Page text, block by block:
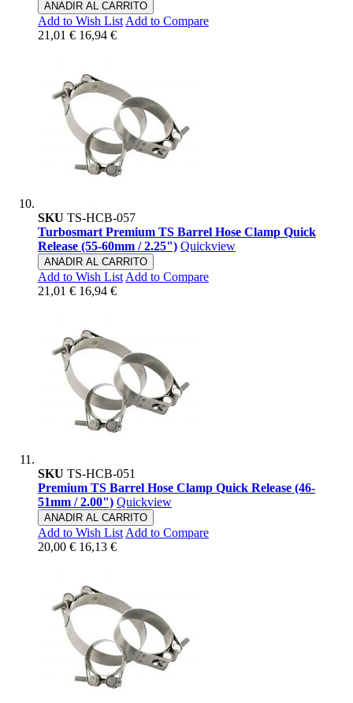
ANADIR AL CARRITO
Add to Wish List Add to Compare
21,01 € 16,94 €
SKU TS-HCB-057
Turbosmart Premium TS Barrel Hose Clamp Quick
Release (55-60mm / 2.25") Quickview
ANADIR AL CARRITO
Add to Wish List Add to Compare
21,01 € 16,94 €
SKU TS-HCB-051
Premium TS Barrel Hose Clamp Quick Release (46-
51mm / 2.00") Quickview
ANADIR AL CARRITO
Add to Wish List Add to Compare
20,00 € 16,13 €